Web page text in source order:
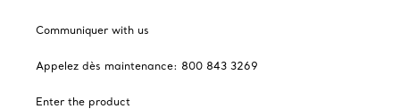
Communiquer with us
Appelez dès maintenance: 800 843 3269
Enter the product